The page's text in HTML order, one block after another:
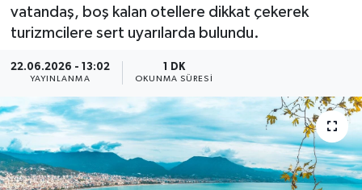
vatandaş, boş kalan otellere dikkat çekerek
turizmcilere sert uyarılarda bulundu.
22.06.2026 - 13:02
YAYINLANMA
1 DK
OKUNMA SÜRESI
Ekonomi
Haber Arşivi